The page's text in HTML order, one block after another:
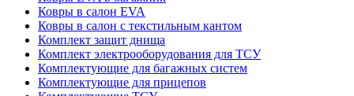
Ковры в салон EVA
Ковры в салон с текстильным кантом
Комплект защит днища
Комплект электрооборудования для ТСУ
Комплектующие для багажных систем
Комплектующие для прицепов